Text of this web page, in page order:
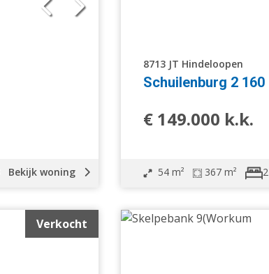
Bekijk woning
8713 JT Hindeloopen
Schuilenburg 2 160
€ 149.000 k.k.
54 m² 367 m² 2
Verkocht